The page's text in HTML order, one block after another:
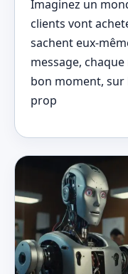
Imaginez un
clients vont
sachent eux-
message,
bon moment, sur
prop